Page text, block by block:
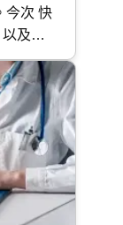
今次 快
及中
試問題